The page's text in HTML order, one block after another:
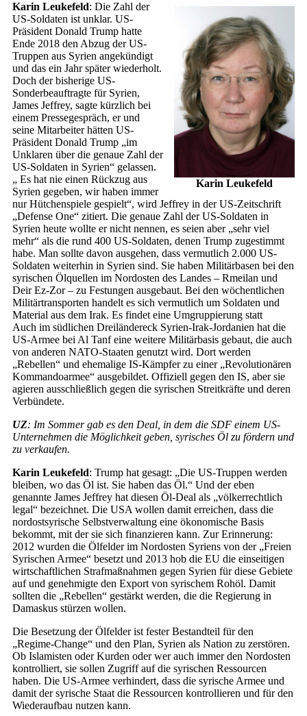
Karin Leukefeld
Karin Leukefeld: Die Zahl der
US-Soldaten ist unklar. US-
Präsident Donald Trump hatte
Ende 2018 den Abzug der US-
Truppen aus Syrien angekündigt
und das ein Jahr später wiederholt.
Doch der bisherige US-
Sonderbeauftragte für Syrien,
James Jeffrey, sagte kürzlich bei
einem Pressegespräch, er und
seine Mitarbeiter hätten US-
Präsident Donald Trump „im
Unklaren über die genaue Zahl der
US-Soldaten in Syrien“ gelassen.
„ Es hat nie einen Rückzug aus
Syrien gegeben, wir haben immer
nur Hütchenspiele gespielt“, wird Jeffrey in der US-Zeitschrift
„Defense One“ zitiert. Die genaue Zahl der US-Soldaten in
Syrien heute wollte er nicht nennen, es seien aber „sehr viel
mehr“ als die rund 400 US-Soldaten, denen Trump zugestimmt
habe. Man sollte davon ausgehen, dass vermutlich 2.000 US-
Soldaten weiterhin in Syrien sind. Sie haben Militärbasen bei den
syrischen Ölquellen im Nordosten des Landes – Rmeilan und
Deir Ez-Zor – zu Festungen ausgebaut. Bei den wöchentlichen
Militärtransporten handelt es sich vermutlich um Soldaten und
Material aus dem Irak. Es findet eine Umgruppierung statt
Auch im südlichen Dreiländereck Syrien-Irak-Jordanien hat die
US-Armee bei Al Tanf eine weitere Militärbasis gebaut, die auch
von anderen NATO-Staaten genutzt wird. Dort werden
„Rebellen“ und ehemalige IS-Kämpfer zu einer „Revolutionären
Kommandoarmee“ ausgebildet. Offiziell gegen den IS, aber sie
agieren ausschließlich gegen die syrischen Streitkräfte und deren
Verbündete.
UZ: Im Sommer gab es den Deal, in dem die SDF einem US-
Unternehmen die Möglichkeit geben, syrisches Öl zu fördern und
zu verkaufen.
Karin Leukefeld: Trump hat gesagt: „Die US-Truppen werden
bleiben, wo das Öl ist. Sie haben das Öl.“ Und der eben
genannte James Jeffrey hat diesen Öl-Deal als „völkerrechtlich
legal“ bezeichnet. Die USA wollen damit erreichen, dass die
nordostsyrische Selbstverwaltung eine ökonomische Basis
bekommt, mit der sie sich finanzieren kann. Zur Erinnerung:
2012 wurden die Ölfelder im Nordosten Syriens von der „Freien
Syrischen Armee“ besetzt und 2013 hob die EU die einseitigen
wirtschaftlichen Strafmaßnahmen gegen Syrien für diese Gebiete
auf und genehmigte den Export von syrischem Rohöl. Damit
sollten die „Rebellen“ gestärkt werden, die die Regierung in
Damaskus stürzen wollen.
Die Besetzung der Ölfelder ist fester Bestandteil für den
„Regime-Change“ und den Plan, Syrien als Nation zu zerstören.
Ob Islamisten oder Kurden oder wer auch immer den Nordosten
kontrolliert, sie sollen Zugriff auf die syrischen Ressourcen
haben. Die US-Armee verhindert, dass die syrische Armee und
damit der syrische Staat die Ressourcen kontrollieren und für den
Wiederaufbau nutzen kann.